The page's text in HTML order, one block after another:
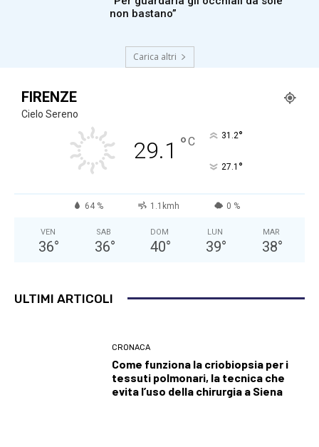
non bastano”
Carica altri
FIRENZE
Cielo Sereno
29.1 °C 31.2°
27.1 °
64 % 1.1kmh 0 %
VEN
36°
SAB
36°
DOM
40°
LUN
39°
MAR
38°
ULTIMI ARTICOLI
CRONACA
Come funziona la criobiopsia per i
tessuti polmonari, la tecnica che
evita l’uso della chirurgia a Siena